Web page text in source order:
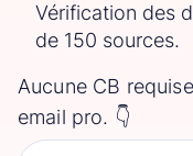
Vérification des
de 150 sources.
Aucune CB
email pro. 👇